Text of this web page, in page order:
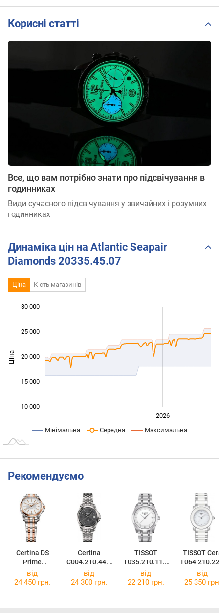
Корисні статті
Все, що вам потрібно знати про підсвічування в
годинниках
Види сучасного підсвічування у звичайних і розумних
годинниках
Динаміка цін на Atlantic Seapair
Diamonds 20335.45.07
Ціна К-сть магазинів
Ціна 10 000
10 000
15 000
20 000
25 000
30 000
2026
Мінімальна Середня Максимальна
Рекомендуємо
Certina DS
Prime
C004.210.22.0
36.00
Certina
C004.210.44.0
86.00
TISSOT
T035.210.11.0
16.00
TISSOT
16.00
від
24 450 грн.
від
24 300 грн.
від
22 210 грн.
від
25 350